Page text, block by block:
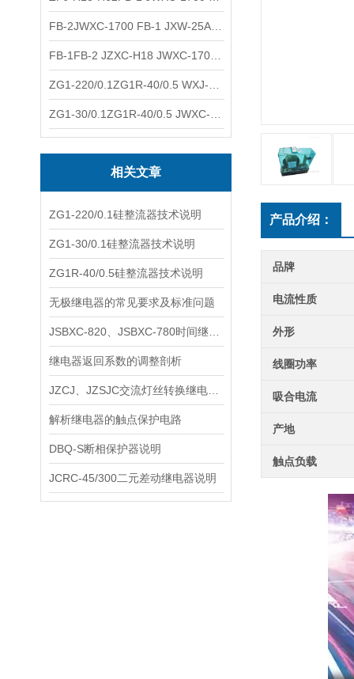
相关文章
ZG1-220/0.1硅整流器技术说明
ZG1-30/0.1硅整流器技术说明
ZG1R-40/0.5硅整流器技术说明
无极继电器的常见要求及标准问题
继电器返回系数的调整剖析
解析继电器的触点保护电路
DBQ-S断相保护器说明
JCRC-45/300二元差动继电器说明
产品介绍：
品牌
电流性质
外形
线圈功率
吸合电流
产地
触点负载